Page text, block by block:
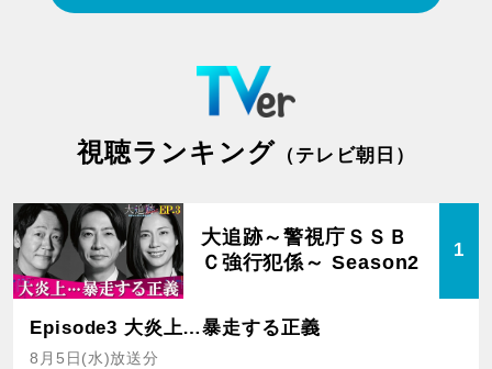
視聴ランキング （テレビ朝日）
大追跡～警視庁ＳＳＢ
Ｃ強行犯係～ Season2
1
Episode3 大炎上…暴走する正義
8月5日(水)放送分